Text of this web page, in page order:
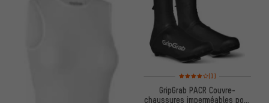
Note moyenne : 4 sur 5
(1)
GripGrab PACR Couvre-
chaussures imperméables pour